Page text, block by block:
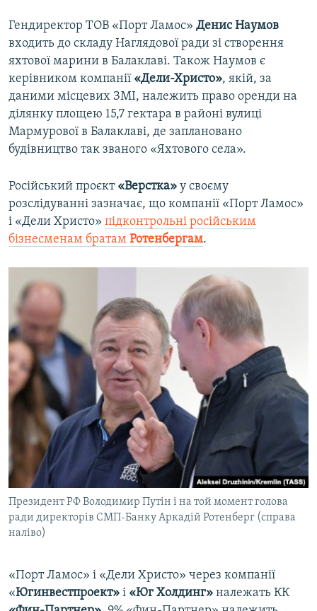
Гендиректор ТОВ «Порт Ламос» Денис Наумов
входить до складу Наглядової ради зі створення
яхтової марини в Балаклаві. Також Наумов є
керівником компанії «Дели-Христо», якій, за
даними місцевих ЗМІ, належить право оренди на
ділянку площею 15,7 гектара в районі вулиці
Мармурової в Балаклаві, де заплановано
будівництво так званого «Яхтового села».
Російський проєкт «Верстка» у своєму
розслідуванні зазначає, що компанії «Порт Ламос»
і «Дели Христо» підконтрольні російським
бізнесменам братам Ротенбергам.
Президент РФ Володимир Путін і на той момент голова
ради директорів СМП-Банку Аркадій Ротенберг (справа
наліво)
«Порт Ламос» і «Дели Христо» через компанії
«Югинвестпроект» і «Юг Холдинг» належать КК